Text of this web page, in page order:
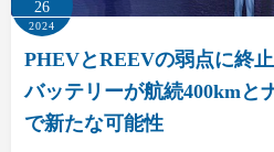
26
2024
PHEVとREEVの弱点に終
バッテリーが航続400kmと
で新たな可能性